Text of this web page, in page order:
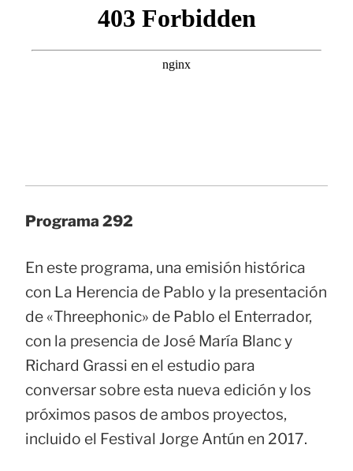
Programa 292
En este programa, una emisión histórica
con La Herencia de Pablo y la presentación
de «Threephonic» de Pablo el Enterrador,
con la presencia de José María Blanc y
Richard Grassi en el estudio para
conversar sobre esta nueva edición y los
próximos pasos de ambos proyectos,
incluido el Festival Jorge Antún en 2017.